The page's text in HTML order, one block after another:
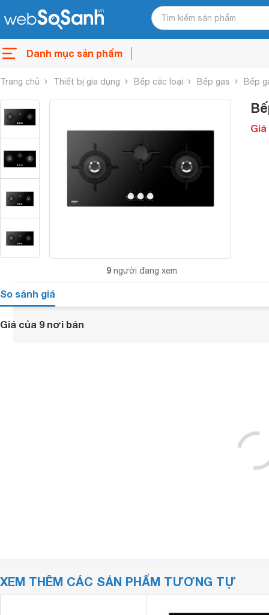
Danh mục sản phẩm
Trang chủ Thiết bị gia dụng Bếp các loại Bếp gas Bếp
9 người đang xem
Giá
So sánh giá
Giá của 9 nơi bán
XEM THÊM CÁC SẢN PHẨM TƯƠNG TỰ